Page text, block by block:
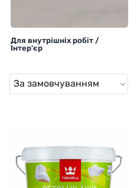
Для внутрішніх робіт /
Інтер'єр